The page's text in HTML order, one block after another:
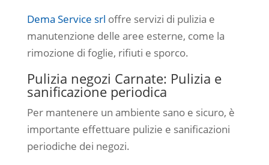
Dema Service srl offre servizi di pulizia e
manutenzione delle aree esterne, come la
rimozione di foglie, rifiuti e sporco.
Pulizia negozi Carnate: Pulizia e
sanificazione periodica
Per mantenere un ambiente sano e sicuro, è
importante effettuare pulizie e sanificazioni
periodiche dei negozi.